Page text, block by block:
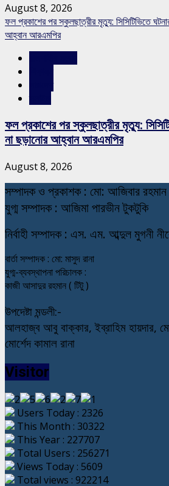
August 8, 2026
ফল প্রকাশের পর স্কুলছাত্রীর মৃত্যু: সিসিটিভিতে
আহ্বান আরএমপির
ফল প্রকাশের পর স্কুলছাত্রীর মৃত্যু:
না ছড়ানোর আহ্বান আরএমপির
August 8, 2026
সম্পাদক ও প্রকাশক : মো: আজিবার রহমান
যুগ্ম সম্পাদক : আজিমা পারভীন টুকটুকি
নির্বাহী সম্পাদক : এস. এম. আব্দুল মুগনী
বার্তা সম্পাদক : মো: মাসুদ রানা
যুগ্ম-ব্যবস্থাপনা পরিচালক :
কাজী আসাদুর রহমান ( টিটু )
উপদেষ্টা মন্ডলী:-
আলহাজ্ব আবু বাক্কার, ইব্রাহিম হায়দার,
মোর্শেদ কামাল রানা
Visitor
Users Today : 2326
This Month : 30322
This Year : 227707
Total Users : 256271
Views Today : 5609
Total views : 922214